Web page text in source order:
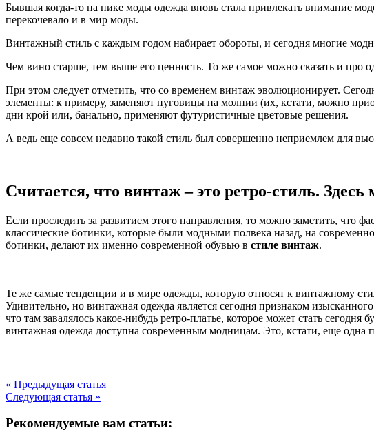
Бывшая когда-то на пике моды одежда вновь стала привлекать внимание
перекочевало и в мир моды.
Винтажный стиль с каждым годом набирает обороты, и сегодня многие
Чем вино старше, тем выше его ценность. То же самое можно сказать и про
При этом следует отметить, что со временем винтаж эволюционирует.
элементы: к примеру, заменяют пуговицы на молнии (их, кстати, можно
дни крой или, банально, применяют футуристичные цветовые решения.
А ведь еще совсем недавно такой стиль был совершенно неприемлем для
Считается, что винтаж – это ретро-стиль.
Если проследить за развитием этого направления, то можно заметить, что
классические ботинки, которые были модными полвека назад, на
ботинки, делают их именно современной обувью в стиле винтаж.
Те же самые тенденции и в мире одежды, которую относят к винтажному
Удивительно, но винтажная одежда является сегодня признаком
что там завалялось какое-нибудь ретро-платье, которое может стать
винтажная одежда доступна современным модницам. Это, кстати, еще одна
« Предыдущая статья
Следующая статья »
Рекомендуемые вам статьи: